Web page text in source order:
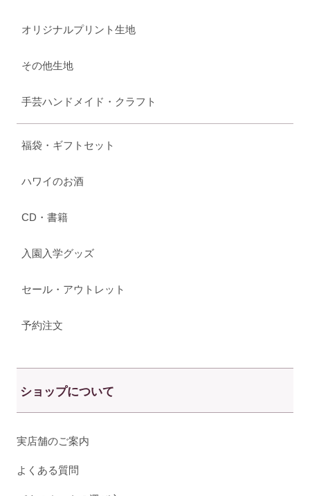
オリジナルプリント生地
その他生地
手芸ハンドメイド・クラフト
福袋・ギフトセット
ハワイのお酒
CD・書籍
入園入学グッズ
セール・アウトレット
予約注文
ショップについて
実店舗のご案内
よくある質問